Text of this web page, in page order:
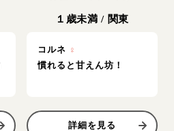
１歳未満 / 関東
コルネ ♀
慣れると甘えん坊！
詳細を見る